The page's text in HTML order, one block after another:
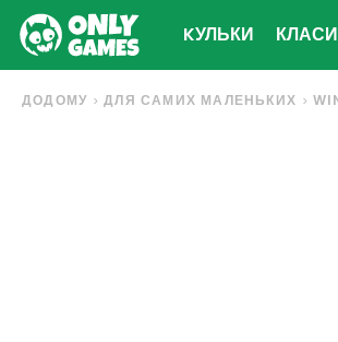
KУЛЬКИ
ДОДОМУ ДЛЯ САМИХ МАЛЕНЬКИХ